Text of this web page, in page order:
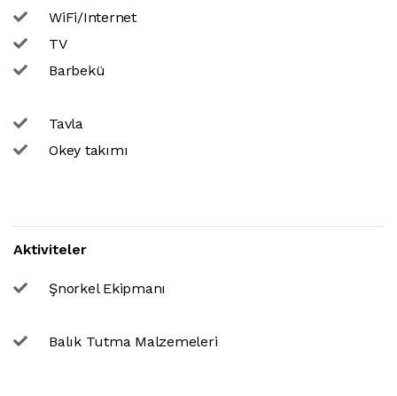
WiFi/Internet
TV
Barbekü
Tavla
Okey takımı
Aktiviteler
Şnorkel Ekipmanı
Balık Tutma Malzemeleri